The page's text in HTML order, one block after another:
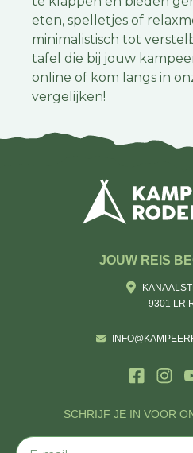
eten, spelletjes of
minimalistisch tot
tafel die bij jouw
online of kom langs in
vergelijken!
SCHRIJF JE IN VOOR
E-mail
JOUW REIS
9301 LR